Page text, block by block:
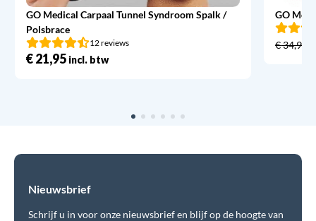
GO Medical Carpaal Tunnel Syndroom Spalk /
Polsbrace
12 reviews
€21,95 incl. btw
GO
€34,95
Nieuwsbrief
Schrijf u in voor onze nieuwsbrief en blijf op de hoogte van